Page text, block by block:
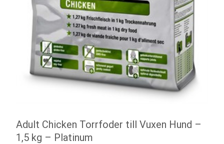
Adult Chicken Torrfoder till Vuxen Hund –
1,5 kg – Platinum